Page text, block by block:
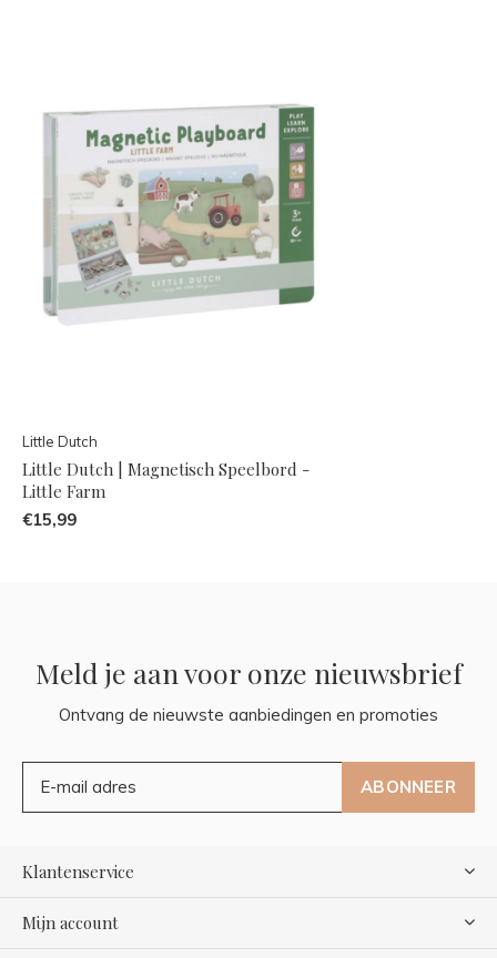
Little Dutch
Little Dutch | Magnetisch Speelbord -
Little Farm
€15,99
Meld je aan voor onze nieuwsbrief
Ontvang de nieuwste aanbiedingen en promoties
ABONNEER
Klantenservice
Mijn account